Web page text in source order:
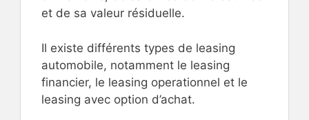
et de sa valeur résiduelle.
Il existe différents types de leasing
automobile, notamment le leasing
financier, le leasing operationnel et le
leasing avec option d’achat.